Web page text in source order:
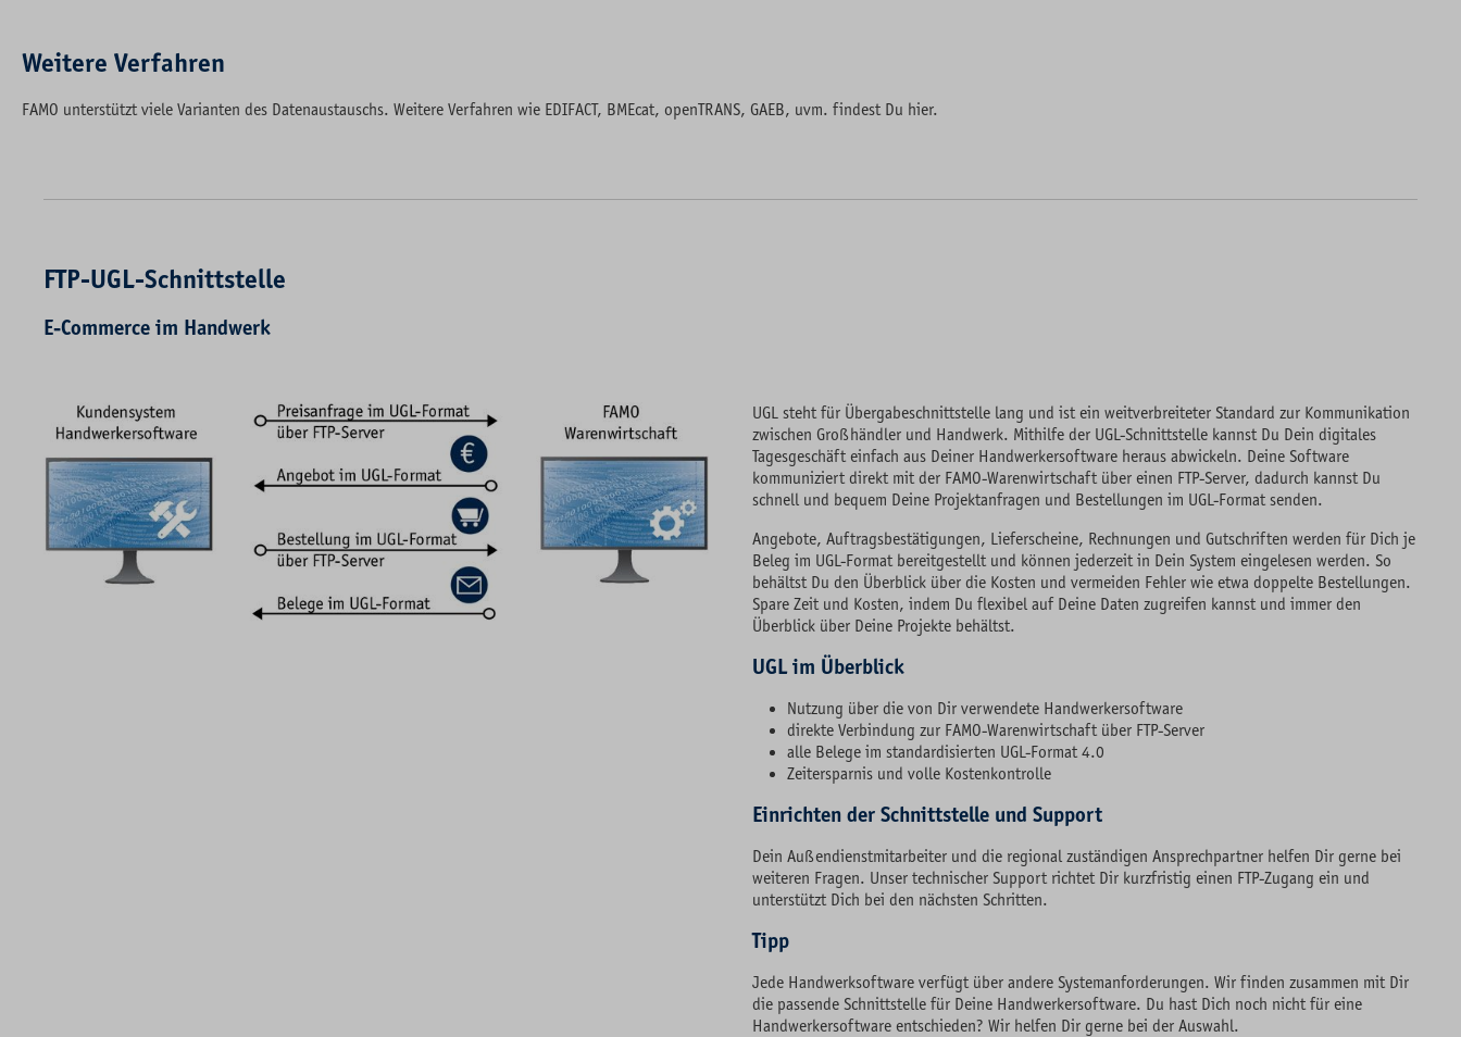
Weitere Verfahren
FAMO unterstützt viele Varianten des Datenaustauschs. Weitere Verfahren wie EDIFACT, BMEcat, openTRANS, GAEB, uvm. findest Du hier.
FTP-UGL-Schnittstelle
E-Commerce im Handwerk
UGL steht für Übergabeschnittstelle lang und ist ein weitverbreiteter Standard zur Kommunikation
zwischen Großhändler und Handwerk. Mithilfe der UGL-Schnittstelle kannst Du Dein digitales
Tagesgeschäft einfach aus Deiner Handwerkersoftware heraus abwickeln. Deine Software
kommuniziert direkt mit der FAMO-Warenwirtschaft über einen FTP-Server, dadurch kannst Du
schnell und bequem Deine Projektanfragen und Bestellungen im UGL-Format senden.
Angebote, Auftragsbestätigungen, Lieferscheine, Rechnungen und Gutschriften werden für Dich je
Beleg im UGL-Format bereitgestellt und können jederzeit in Dein System eingelesen werden. So
behältst Du den Überblick über die Kosten und vermeiden Fehler wie etwa doppelte Bestellungen.
Spare Zeit und Kosten, indem Du flexibel auf Deine Daten zugreifen kannst und immer den
Überblick über Deine Projekte behältst.
UGL im Überblick
Nutzung über die von Dir verwendete Handwerkersoftware
direkte Verbindung zur FAMO-Warenwirtschaft über FTP-Server
alle Belege im standardisierten UGL-Format 4.0
Zeitersparnis und volle Kostenkontrolle
Einrichten der Schnittstelle und Support
Dein Außendienstmitarbeiter und die regional zuständigen Ansprechpartner helfen Dir gerne bei
weiteren Fragen. Unser technischer Support richtet Dir kurzfristig einen FTP-Zugang ein und
unterstützt Dich bei den nächsten Schritten.
Tipp
Jede Handwerksoftware verfügt über andere System­anforderungen. Wir finden zusammen mit Dir
die passende Schnitt­stelle für Deine Handwerker­software. Du hast Dich noch nicht für eine
Handwerker­software entschieden? Wir helfen Dir gerne bei der Auswahl.